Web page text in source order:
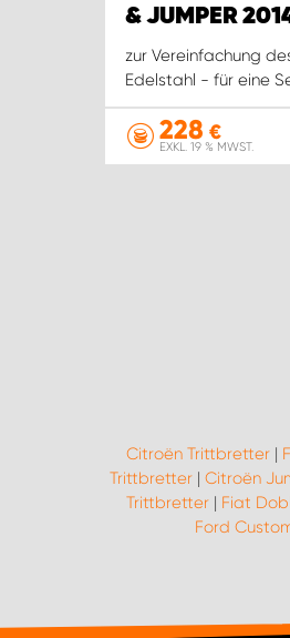
& JUMPER
zur Vereinfachung
Edelstahl - für eine
228 €
EXKL. 19 % MWST.
Citroën Trittbretter|
Trittbretter | Citroën
Trittbretter| Fiat
Ford